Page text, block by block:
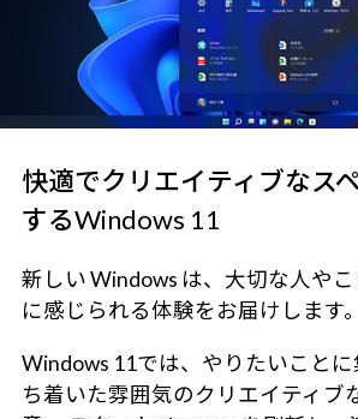
快適でクリエイティブなス
するWindows 11
新しい Windows は、大切な人や
に感じられる体験をお届けします。
Windows 11では、やりたいこと
ち着いた雰囲気のクリエイティブ